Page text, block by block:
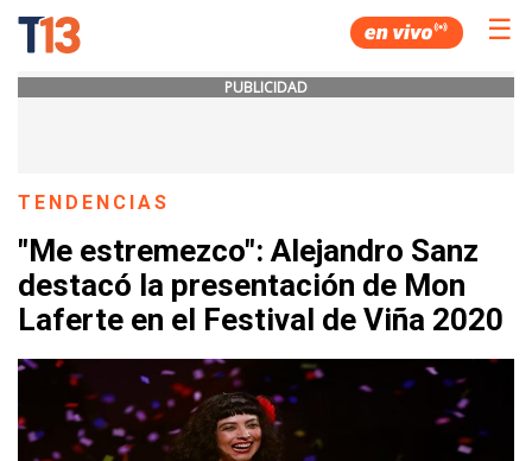
☰
PUBLICIDAD
TENDENCIAS
"Me estremezco": Alejandro Sanz
destacó la presentación de Mon
Laferte en el Festival de Viña 2020